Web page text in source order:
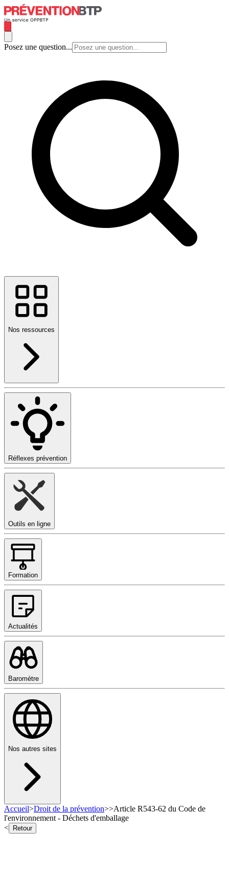
Posez une question...
Nos ressources
Réflexes prévention
Outils en ligne
Formation
Actualités
Baromètre
Nos autres sites
Accueil>Droit de la prévention>>Article R543-62 du Code de
l'environnement - Déchets d'emballage
<
Retour